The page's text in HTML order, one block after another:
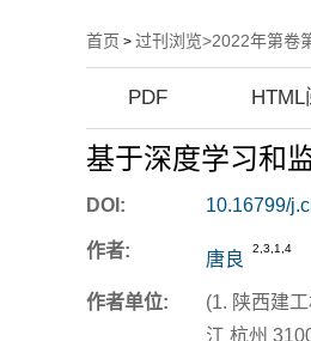
首页 > 过刊浏览>2022年第卷
PDF HTML
基于深度学习和
DOI: 10.16799/
作者: 唐良
2,3,1,4
作者单位:
(1. 陕西建
江 杭州